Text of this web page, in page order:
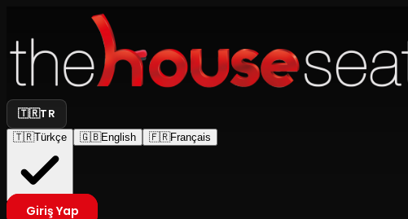
🇹🇷TR
🇹🇷Türkçe 🇬🇧English 🇫🇷Français
Giriş Yap